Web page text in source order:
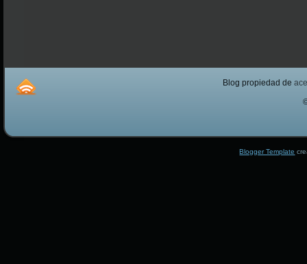
Blog propiedad de
Blogger Template